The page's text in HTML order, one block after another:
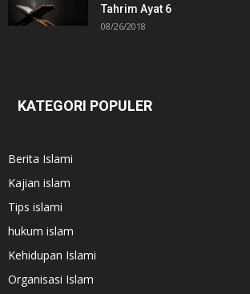
Tahrim Ayat 6
08/26/2018
KATEGORI POPULER
Berita Islami
Kajian islam
Tips islami
hukum islam
Kehidupan Islami
Organisasi Islam